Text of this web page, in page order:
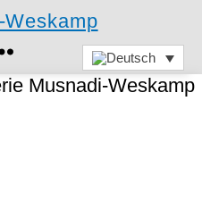
Musnadi-
Weskamp